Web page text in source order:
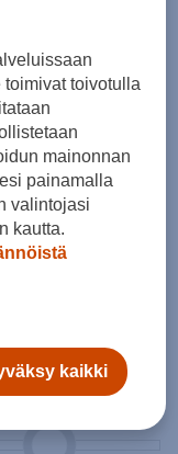
sisältää
Jalkapallo
toivotulla
mainonnan
painamalla
valintojasi
kautta.
kaikki